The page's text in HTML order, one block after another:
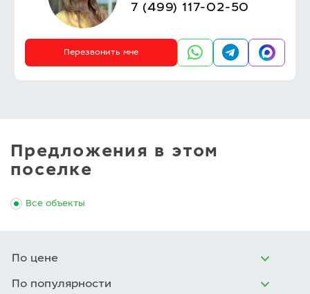
7 (499) 117-02-50
Перезвонить мне
Предложения в этом
поселке
Все объекты
По цене
По популярности